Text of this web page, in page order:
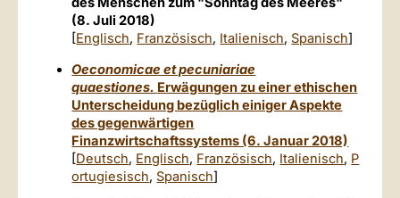
(8. Juli 2018)
[Englisch, Französisch, Italienisch, Spanisch]
Oeconomicae et pecuniariae
quaestiones. Erwägungen zu einer ethischen
Unterscheidung bezüglich einiger Aspekte
des gegenwärtigen
Finanzwirtschaftssystems (6. Januar 2018)
[Deutsch, Englisch, Französisch, Italienisch, P
ortugiesisch, Spanisch]